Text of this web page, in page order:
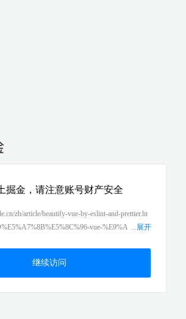
掘金，请注意账号财产安全
展开
zh/article/beautify-vue-by-eslint-and-prettier.ht
vue-%E9%A
继续访问